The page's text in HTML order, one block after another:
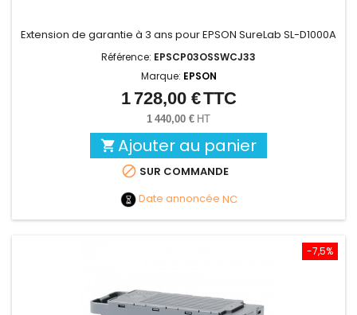
Extension de garantie à 3 ans pour EPSON SureLab SL-D1000A
Référence: EPSCP03OSSWCJ33
Marque: EPSON
Prix
1 728,00 €TTC
1 440,00 € HT
 Ajouter au panier
 SUR COMMANDE
Date annoncée NC
-7,5%